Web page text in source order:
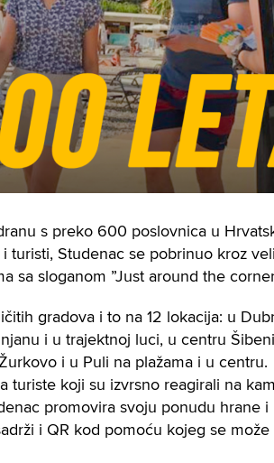
s preko 600 poslovnica u
i turisti, Studenac se pobrinuo kroz
sa sloganom ”Just around the
gradova i to na 12 lokacija: u
i u trajektnoj luci, u centru
i u Puli na plažama i u centru.
turiste koji su izvrsno reagirali na
promovira svoju ponudu hrane i
i QR kod pomoću kojeg se